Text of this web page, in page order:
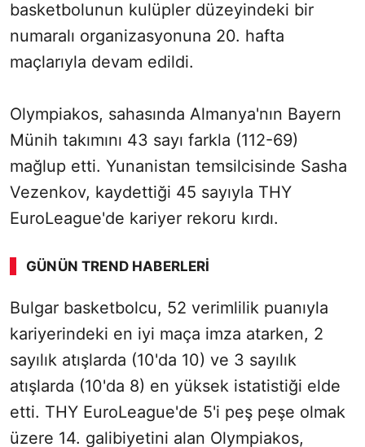
basketbolunun kulüpler düzeyindeki bir
numaralı organizasyonuna 20. hafta
maçlarıyla devam edildi.
Olympiakos, sahasında Almanya'nın Bayern
Münih takımını 43 sayı farkla (112-69)
mağlup etti. Yunanistan temsilcisinde Sasha
Vezenkov, kaydettiği 45 sayıyla THY
EuroLeague'de kariyer rekoru kırdı.
GÜNÜN TREND HABERLERI
SÖZCÜ SON DAKİKA
Bulgar basketbolcu, 52 verimlilik puanıyla
kariyerindeki en iyi maça imza atarken, 2
sayılık atışlarda (10'da 10) ve 3 sayılık
atışlarda (10'da 8) en yüksek istatistiği elde
etti. THY EuroLeague'de 5'i peş peşe olmak
üzere 14. galibiyetini alan Olympiakos,